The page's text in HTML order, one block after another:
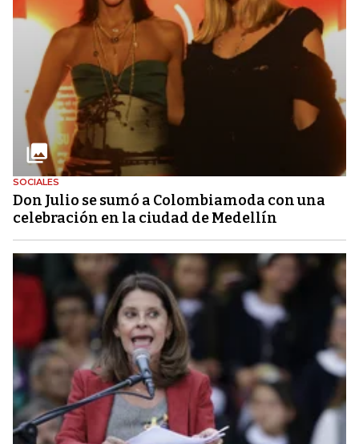
SOCIALES
Don Julio se sumó a Colombiamoda con una
celebración en la ciudad de Medellín